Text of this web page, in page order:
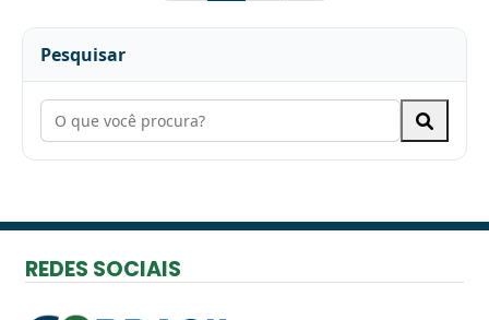
Pesquisar
REDES SOCIAIS